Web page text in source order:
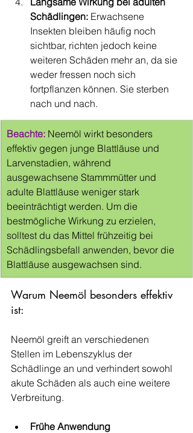
Schädlingen: Erwachsene
Insekten bleiben häufig noch
sichtbar, richten jedoch keine
weiteren Schäden mehr an, da sie
weder fressen noch sich
fortpflanzen können. Sie sterben
nach und nach.
Beachte: Neemöl wirkt besonders
effektiv gegen junge Blattläuse und
Larvenstadien, während
ausgewachsene Stammmütter und
adulte Blattläuse weniger stark
beeinträchtigt werden. Um die
bestmögliche Wirkung zu erzielen,
solltest du das Mittel frühzeitig bei
Schädlingsbefall anwenden, bevor die
Blattläuse ausgewachsen sind.
Warum Neemöl besonders effektiv
ist:
Neemöl greift an verschiedenen
Stellen im Lebenszyklus der
Schädlinge an und verhindert sowohl
akute Schäden als auch eine weitere
Verbreitung.
Frühe Anwendung